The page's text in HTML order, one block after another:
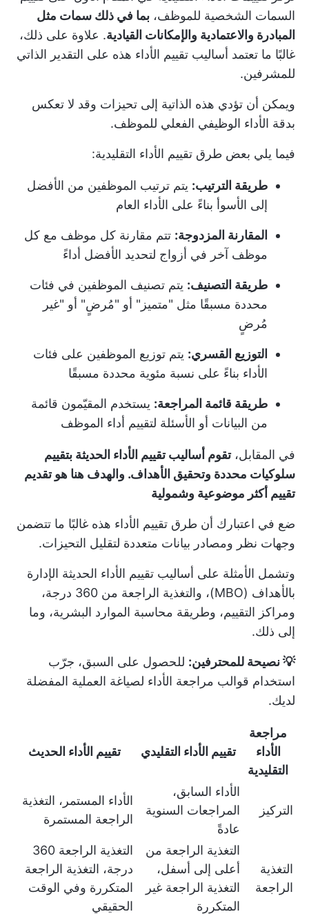
السمات الشخصية للموظف، بما في ذلك سمات مثل
المبادرة والاعتمادية والإمكانات القيادية. علاوة على ذلك،
غالبًا ما تعتمد أساليب تقييم الأداء هذه على التقدير الذاتي
للمشرفين.
ويمكن أن تؤدي هذه الذاتية إلى تحيزات وقد لا تعكس
بدقة الأداء الوظيفي الفعلي للموظف.
فيما يلي بعض طرق تقييم الأداء التقليدية:
طريقة الترتيب: يتم ترتيب الموظفين من الأفضل
إلى الأسوأ بناءً على الأداء العام
المقارنة المزدوجة: تتم مقارنة كل موظف مع كل
موظف آخر في أزواج لتحديد الأفضل أداءً
طريقة التصنيف: يتم تصنيف الموظفين في فئات
محددة مسبقًا مثل "متميز" أو "مُرضٍ" أو "غير
مُرضٍ
التوزيع القسري: يتم توزيع الموظفين على فئات
الأداء بناءً على نسبة مئوية محددة مسبقًا
طريقة قائمة المراجعة: يستخدم المقيّمون قائمة
من البيانات أو الأسئلة لتقييم أداء الموظف
في المقابل،تقوم أساليب تقييم الأداء الحديثة بتقييم
سلوكيات محددة وتحقيق الأهداف. والهدف هنا هو تقديم
تقييم أكثر موضوعية وشمولية
ضع في اعتبارك أن طرق تقييم الأداء هذه غالبًا ما تتضمن
وجهات نظر ومصادر بيانات متعددة لتقليل التحيزات.
وتشمل الأمثلة على أساليب تقييم الأداء الحديثة الإدارة
بالأهداف (MBO)، والتغذية الراجعة من 360 درجة،
ومراكز التقييم، وطريقة محاسبة الموارد البشرية، وما
إلى ذلك.
💡 نصيحة للمحترفين: للحصول على السبق، جرّب
استخدام قوالب مراجعة الأداء لصياغة العملية المفضلة
لديك.
مراجعة
الأداء
التقليدية
تقييم الأداء التقليدي تقييم الأداء الحديث
التركيز
الأداء السابق،
المراجعات السنوية
عادةً
الأداء المستمر، التغذية
الراجعة المستمرة
التغذية
الراجعة
التغذية الراجعة من
أعلى إلى أسفل،
التغذية الراجعة غير
المتكررة
التغذية الراجعة 360
درجة، التغذية الراجعة
المتكررة وفي الوقت
الحقيقي